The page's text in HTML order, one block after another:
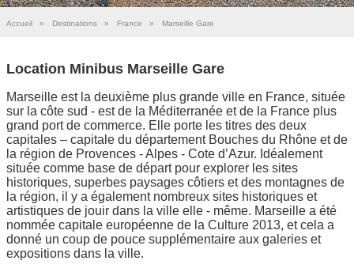
Accueil » Destinations » France » Marseille Gare
Location Minibus Marseille Gare
Marseille est la deuxième plus grande ville en France, située
sur la côte sud - est de la Méditerranée et de la France plus
grand port de commerce. Elle porte les titres des deux
capitales – capitale du département Bouches du Rhône et de
la région de Provences - Alpes - Cote d’Azur. Idéalement
située comme base de départ pour explorer les sites
historiques, superbes paysages côtiers et des montagnes de
la région, il y a également nombreux sites historiques et
artistiques de jouir dans la ville elle - même. Marseille a été
nommée capitale européenne de la Culture 2013, et cela a
donné un coup de pouce supplémentaire aux galeries et
expositions dans la ville.